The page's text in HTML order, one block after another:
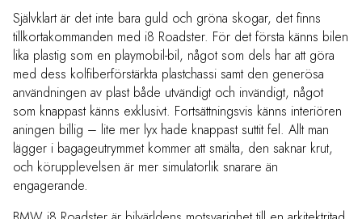
Självklart är det inte bara guld och gröna skogar, det finns
tillkortakommanden med i8 Roadster. För det första känns bilen
lika plastig som en playmobil-bil, något som dels har att göra
med dess kolfiberförstärkta plastchassi samt den generösa
användningen av plast både utvändigt och invändigt, något
som knappast känns exklusivt. Fortsättningsvis känns interiören
aningen billig – lite mer lyx hade knappast suttit fel. Allt man
lägger i bagageutrymmet kommer att smälta, den saknar krut,
och körupplevelsen är mer simulatorlik snarare än
engagerande.